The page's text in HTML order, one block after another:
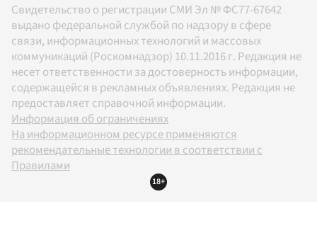
Свидетельство о регистрации СМИ Эл № ФС77-67642
выдано федеральной службой по надзору в сфере
связи, информационных технологий и массовых
коммуникаций (Роскомнадзор) 10.11.2016 г. Редакция не
несет ответственности за достоверность информации,
содержащейся в рекламных объявлениях. Редакция не
предоставляет справочной информации.
Информация об ограничениях
На информационном ресурсе применяются
рекомендательные технологии в соответствии с
Правилами
18+